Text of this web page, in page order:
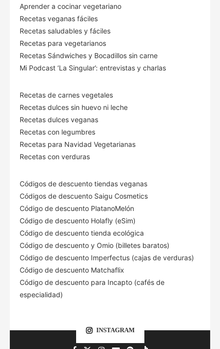
Aprender a cocinar vegetariano
Recetas veganas fáciles
Recetas saludables y fáciles
Recetas para vegetarianos
Recetas Sándwiches y Bocadillos sin carne
Mi Podcast ‘La Singular’: entrevistas y charlas
Recetas de carnes vegetales
Recetas dulces sin huevo ni leche
Recetas dulces veganas
Recetas con legumbres
Recetas para Navidad Vegetarianas
Recetas con verduras
Códigos de descuento tiendas veganas
Códigos de descuento Saigu Cosmetics
Código de descuento PlatanoMelón
Código de descuento Holafly (eSim)
Código de descuento tienda ecológica
Código de descuento y Omio (billetes baratos)
Código de descuento Imperfectus (cajas de verduras)
Código de descuento Matchaflix
Código de descuento para Incapto (cafés de
especialidad)
INSTAGRAM